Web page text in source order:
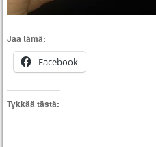
Jaa tämä:
Facebook
Tykkää tästä: